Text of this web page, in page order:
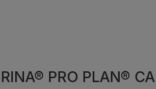
PRO PLAN®